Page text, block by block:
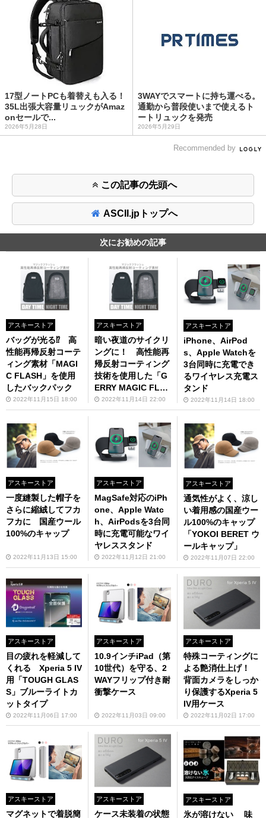
17型ノートPCも着替えも入る！
35L出張大容量リュックがAmaz
onセールで...
2026年5月28日
3WAYでスマートに持ち運べる。
通勤から普段使いまで使えるト
ートリュックを発売
2026年5月29日
Recommended by
この記事の先頭へ
ASCII.jpトップへ
次にお勧めの記事
アスキーストア
バッグが光る⁉ 高
性能再帰反射コーテ
ィング素材「MAGI
C FLASH」を使用
したバックパック
2022年11月15日 18:00
アスキーストア
暗い夜道のサイクリ
ングに！ 高性能再
帰反射コーティング
技術を使用した「G
ERRY MAGIC FLA
SH バックパック」
販売中
2022年11月14日 22:00
アスキーストア
iPhone、AirPod
s、Apple Watchを
3台同時に充電でき
るワイヤレス充電ス
タンド
2022年11月14日 18:00
アスキーストア
一度縫製した帽子を
さらに縮絨してフカ
フカに 国産ウール
100%のキャップ
2022年11月13日 15:00
アスキーストア
MagSafe対応のiPh
one、Apple Watc
h、AirPodsを3台同
時に充電可能なワイ
ヤレススタンド
2022年11月12日 21:00
アスキーストア
通気性がよく、涼し
い着用感の国産ウー
ル100%のキャップ
「YOKOI BERET ウ
ールキャップ」
2022年11月07日 22:00
アスキーストア
目の疲れを軽減して
くれる Xperia 5 IV
用「TOUGH GLAS
S」ブルーライトカ
ットタイプ
2022年11月06日 17:00
アスキーストア
10.9インチiPad（第
10世代）を守る、2
WAYフリップ付き耐
衝撃ケース
2022年11月03日 09:00
アスキーストア
特殊コーティングに
よる艶消仕上げ！
背面カメラをしっか
り保護するXperia 5
IV用ケース
2022年11月02日 17:00
アスキーストア
マグネットで着脱簡
アスキーストア
ケース未装着の状態
アスキーストア
氷が溶けない 味